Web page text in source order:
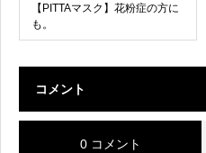
【PITTAマスク】花粉症の方に
も。
コメント
0 コメント